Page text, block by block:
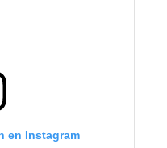
en Instagram